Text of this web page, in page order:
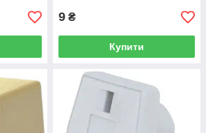
9 ₴
Купити